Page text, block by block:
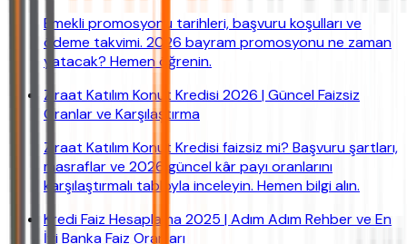
Emekli promosyonu tarihleri, başvuru koşulları ve
ödeme takvimi. 2026 bayram promosyonu ne zaman
yatacak? Hemen öğrenin.
Ziraat Katılım Konut Kredisi 2026 | Güncel Faizsiz
Oranlar ve Karşılaştırma
Ziraat Katılım Konut Kredisi faizsiz mi? Başvuru şartları,
masraflar ve 2026 güncel kâr payı oranlarını
karşılaştırmalı tabloyla inceleyin. Hemen bilgi alın.
Kredi Faiz Hesaplama 2025 | Adım Adım Rehber ve En
İyi Banka Faiz Oranları